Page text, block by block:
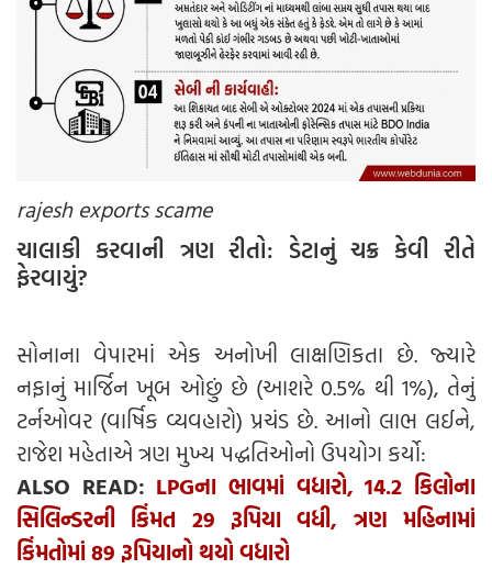
rajesh exports scame
ચાલાકી કરવાની ત્રણ રીતો: ડેટાનું ચક્ર કેવી રીતે
ફેરવાયું?
સોનાના વેપારમાં એક અનોખી લાક્ષણિકતા છે. જ્યારે
નફાનું માર્જિન ખૂબ ઓછું છે (આશરે 0.5% થી 1%), તેનું
ટર્નઓવર (વાર્ષિક વ્યવહારો) પ્રચંડ છે. આનો લાભ લઈને,
રાજેશ મહેતાએ ત્રણ મુખ્ય પદ્ધતિઓનો ઉપયોગ કર્યો:
ALSO READ: LPGના ભાવમાં વધારો, 14.2 કિલોના
સિલિન્ડરની કિંમત 29 રૂપિયા વધી, ત્રણ મહિનામાં
કિંમતોમાં 89 રૂપિયાનો થયો વધારો